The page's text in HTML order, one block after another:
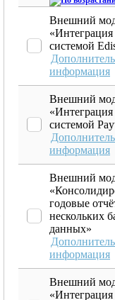
Внешний
«Интеграция
системой
информация
Внешний
«Интеграция
системой
информация
Внешний
годовые
нескольких
данных»
информация
Внешний
«Интеграция